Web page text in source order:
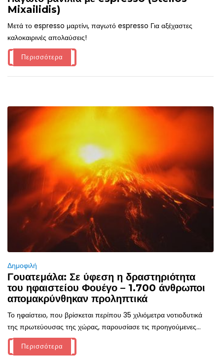
Mixailidis)
Μετά το espresso μαρτίνι, παγωτό espresso Για αξέχαστες
καλοκαιρινές απολαύσεις!
Περισσότερα
Δημοφιλή
Γουατεμάλα: Σε ύφεση η δραστηριότητα
του ηφαιστείου Φουέγο – 1.700 άνθρωποι
απομακρύνθηκαν προληπτικά
Το ηφαίστειο, που βρίσκεται περίπου 35 χιλιόμετρα νοτιοδυτικά
της πρωτεύουσας της χώρας, παρουσίασε τις προηγούμενες...
Περισσότερα